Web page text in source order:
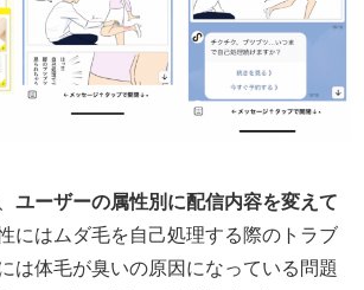
ユーザーの属性別に配信内容を変えて
にはムダ毛を自己処理する際のトラブ
は体毛が臭いの原因になっている問題